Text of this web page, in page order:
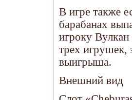
В игре также
барабанах
игроку Вулкан
трех игрушек,
выигрыша.
Внешний вид